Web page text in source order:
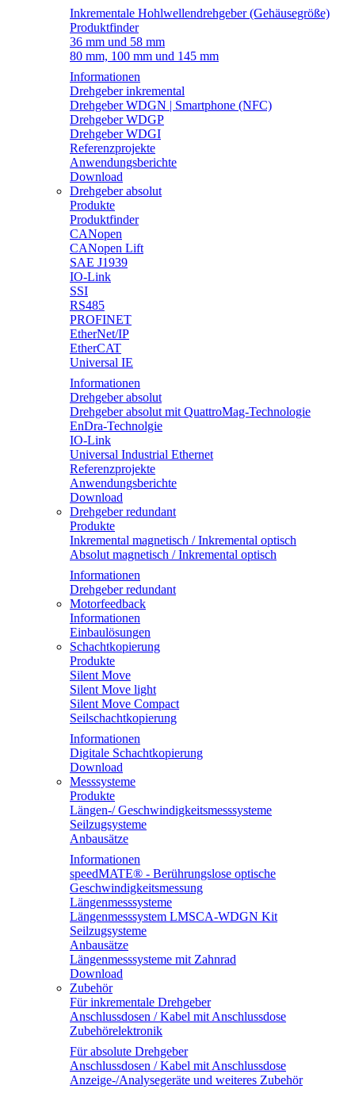
Inkrementale Hohlwellendrehgeber (Gehäusegröße)
Produktfinder
36 mm und 58 mm
80 mm, 100 mm und 145 mm
Informationen
Drehgeber inkremental
Drehgeber WDGN | Smartphone (NFC)
Drehgeber WDGP
Drehgeber WDGI
Referenzprojekte
Anwendungsberichte
Download
Drehgeber absolut
Produkte
Produktfinder
CANopen
CANopen Lift
SAE J1939
IO-Link
SSI
RS485
PROFINET
EtherNet/IP
EtherCAT
Universal IE
Informationen
Drehgeber absolut
Drehgeber absolut mit QuattroMag-Technologie
EnDra-Technolgie
IO-Link
Universal Industrial Ethernet
Referenzprojekte
Anwendungsberichte
Download
Drehgeber redundant
Produkte
Inkremental magnetisch / Inkremental optisch
Absolut magnetisch / Inkremental optisch
Informationen
Drehgeber redundant
Motorfeedback
Informationen
Einbaulösungen
Schachtkopierung
Produkte
Silent Move
Silent Move light
Silent Move Compact
Seilschachtkopierung
Informationen
Digitale Schachtkopierung
Download
Messsysteme
Produkte
Längen-/ Geschwindigkeitsmesssysteme
Seilzugsysteme
Anbausätze
Informationen
speedMATE® - Berührungslose optische
Geschwindigkeitsmessung
Längenmesssysteme
Längenmesssystem LMSCA-WDGN Kit
Seilzugsysteme
Anbausätze
Längenmesssysteme mit Zahnrad
Download
Zubehör
Für inkrementale Drehgeber
Anschlussdosen / Kabel mit Anschlussdose
Zubehörelektronik
Für absolute Drehgeber
Anschlussdosen / Kabel mit Anschlussdose
Anzeige-/Analysegeräte und weiteres Zubehör